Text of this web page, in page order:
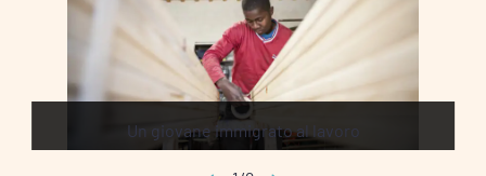
Un giovane immigrato al lavoro